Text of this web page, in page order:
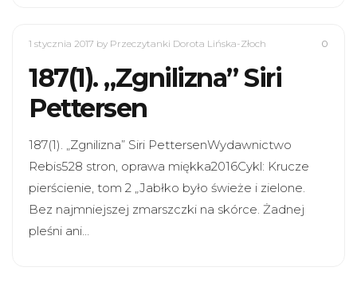
1 stycznia 2017 by Przeczytanki Dorota Lińska-Złoch 0
187(1). „Zgnilizna” Siri
Pettersen
187(1). „Zgnilizna” Siri PettersenWydawnictwo
Rebis528 stron, oprawa miękka2016Cykl: Krucze
pierścienie, tom 2 „Jabłko było świeże i zielone.
Bez najmniejszej zmarszczki na skórce. Żadnej
pleśni ani…